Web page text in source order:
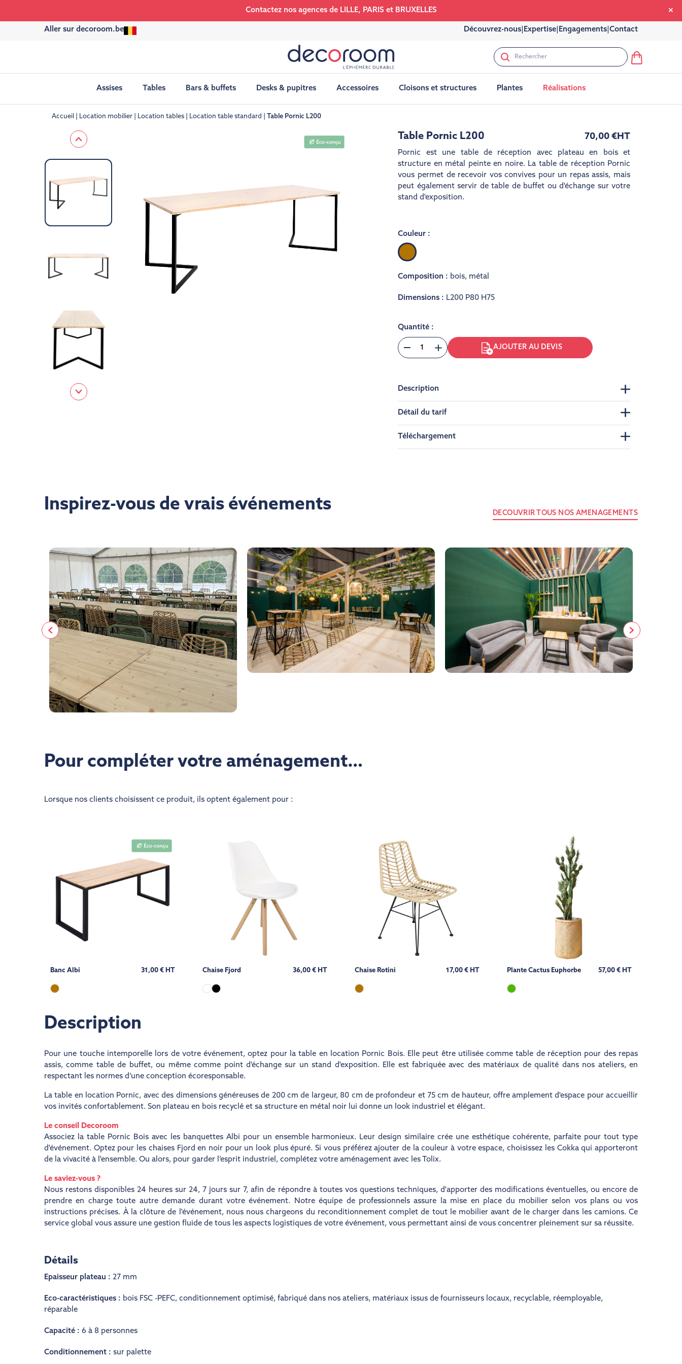
Contactez nos agences de LILLE, PARIS et BRUXELLES
Aller sur decoroom.be Découvrez-nous| Expertise| Engagements| Contact
Assises Tables Bars & buffets Desks & pupitres Accessoires Cloisons et structures Plantes Réalisations
Accueil Location mobilier Location tables Location table standard Table Pornic L200
Table Pornic L200 70,00 €HT
Pornic est une table de réception avec plateau en bois et
structure en métal peinte en noire. La table de réception Pornic
vous permet de recevoir vos convives pour un repas assis, mais
peut également servir de table de buffet ou d'échange sur votre
stand d'exposition.
Couleur :
Bois
Composition : bois, métal
Dimensions : L200 P80 H75
Quantité :
AJOUTER AU DEVIS
Description
Détail du tarif
Téléchargement
Inspirez-vous de vrais événements DECOUVRIR TOUS NOS AMENAGEMENTS
Pour compléter votre aménagement…
Lorsque nos clients choisissent ce produit, ils optent également pour :
Banc Albi 31,00 € HT Chaise Fjord 36,00 € HT Chaise Rotini 17,00 € HT Plante Cactus Euphorbe 57,00 € HT
Description
Pour une touche intemporelle lors de votre événement, optez pour latable en location Pornic Bois. Elle peut être utilisée comme table de réception pour des repas
assis, comme table de buffet, ou même comme point d'échange sur un stand d'exposition. Elle est fabriquée avec des matériaux de qualité dans nos ateliers, en
respectant les normes d’une conception écoresponsable.
La table en location Pornic, avec des dimensions généreuses de 200 cm de largeur, 80 cm de profondeur et 75 cm de hauteur, offre amplement d'espace pour accueillir
vos invités confortablement. Son plateau en bois recyclé et sa structure en métal noir lui donne un look industriel et élégant.
Le conseil Decoroom
Associez la table Pornic Bois avec les banquettes Albi pour un ensemble harmonieux. Leur design similaire crée une esthétique cohérente, parfaite pour tout type
d'événement. Optez pour les chaises Fjord en noir pour un look plus épuré. Si vous préférez ajouter de la couleur à votre espace, choisissez les Cokka qui apporteront
de la vivacité à l'ensemble. Ou alors, pour garder l’esprit industriel, complétez votre aménagement avec les Tolix.
Le saviez-vous ?
Nous restons disponibles 24 heures sur 24, 7 jours sur 7, afin de répondre à toutes vos questions techniques, d'apporter des modifications éventuelles, ou encore de
prendre en charge toute autre demande durant votre événement. Notre équipe de professionnels assure la mise en place du mobilier selon vos plans ou vos
instructions précises. À la clôture de l'événement, nous nous chargeons du reconditionnement complet de tout le mobilier avant de le charger dans les camions. Ce
service global vous assure une gestion fluide de tous les aspects logistiques de votre événement, vous permettant ainsi de vous concentrer pleinement sur sa réussite.
Détails
Epaisseur plateau : 27 mm
Eco-caractéristiques : bois FSC -PEFC, conditionnement optimisé, fabriqué dans nos ateliers, matériaux issus de fournisseurs locaux, recyclable, réemployable,
réparable
Capacité : 6 à 8 personnes
Conditionnement : sur palette